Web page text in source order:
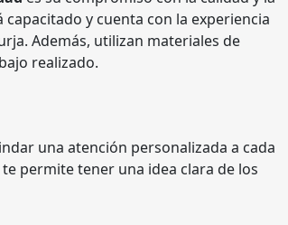
y cuenta con la experiencia
Además, utilizan materiales de
realizado.
una atención personalizada a cada
permite tener una idea clara de los